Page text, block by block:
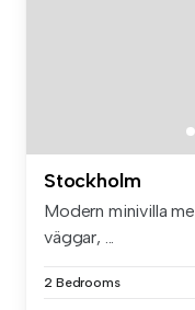
Stockholm
Modern minivilla
väggar, ...
2 Bedrooms